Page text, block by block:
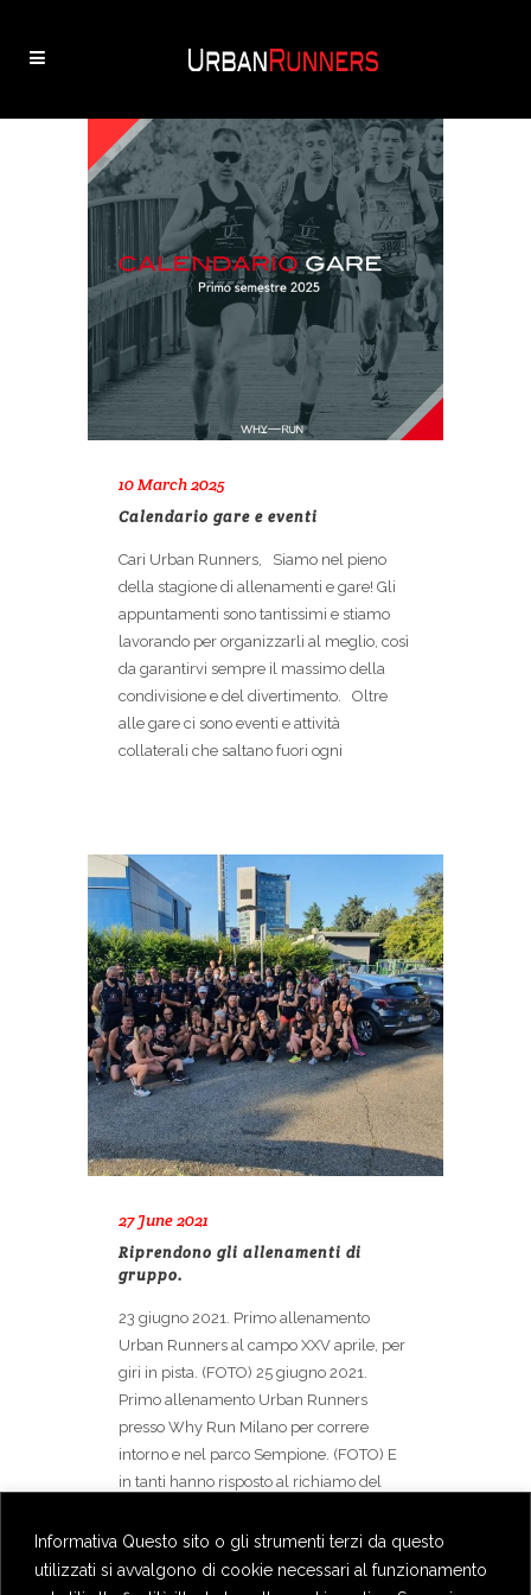
Informativa Questo sito o gli strumenti terzi da questo
utilizzati si avvalgono di cookie necessari al funzionamento
10 March 2025
Calendario gare e eventi
Cari Urban Runners, Siamo nel pieno
della stagione di allenamenti e gare! Gli
appuntamenti sono tantissimi e stiamo
lavorando per organizzarli al meglio, così
da garantirvi sempre il massimo della
condivisione e del divertimento. Oltre
alle gare ci sono eventi e attività
collaterali che saltano fuori ogni
27 June 2021
Riprendono gli allenamenti di
gruppo.
23 giugno 2021. Primo allenamento
Urban Runners al campo XXV aprile, per
giri in pista. (FOTO) 25 giugno 2021.
Primo allenamento Urban Runners
presso Why Run Milano per correre
intorno e nel parco Sempione. (FOTO) E
in tanti hanno risposto al richiamo del